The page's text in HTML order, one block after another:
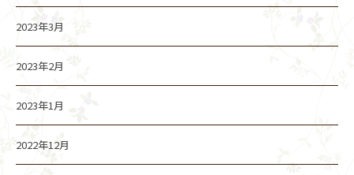
2023年3月
2023年2月
2023年1月
2022年12月